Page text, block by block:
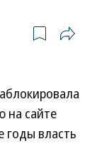
на сайте
годы власть